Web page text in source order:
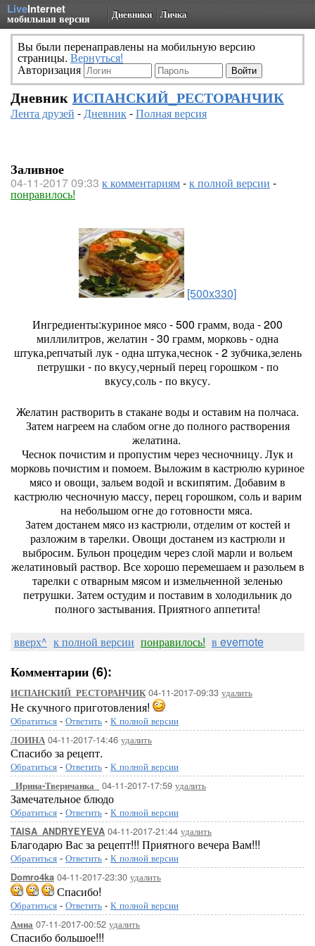
LiveInternet
мобильная версия Дневники Личка
Вы были перенаправлены на мобильную версию
страницы. Вернуться!
Авторизация
Дневник ИСПАНСКИЙ_РЕСТОРАНЧИК
Лента друзей -Дневник-Полная версия
Заливное
04-11-2017 09:33 к комментариям-к полной версии -
понравилось!
[500x330]
Ингредиенты:куриное мясо - 500 грамм, вода - 200
миллилитров, желатин - 30 грамм, морковь - одна
штука,репчатый лук - одна штука,чеснок - 2 зубчика,зелень
петрушки - по вкусу,черный перец горошком - по
вкусу,соль - по вкусу.
Желатин растворить в стакане воды и оставим на полчаса.
Затем нагреем на слабом огне до полного растворения
желатина.
Чеснок почистим и пропустим через чесночницу. Лук и
морковь почистим и помоем. Выложим в кастрюлю куриное
мясо и овощи, зальем водой и вскипятим. Добавим в
кастрюлю чесночную массу, перец горошком, соль и варим
на небольшом огне до готовности мяса.
Затем достанем мясо из кастрюли, отделим от костей и
разложим в тарелки. Овощи достанем из кастрюли и
выбросим. Бульон процедим через слой марли и вольем
желатиновый раствор. Все хорошо перемешаем и разольем в
тарелки с отварным мясом и измельченной зеленью
петрушки. Затем остудим и поставим в холодильник до
полного застывания. Приятного аппетита!
вверх^ к полной версии понравилось! в evernote
Комментарии (6):
ИСПАНСКИЙ_РЕСТОРАНЧИК04-11-2017-09:33 удалить
Не скучного приготовления!
Обратиться - Ответить - К полной версии
ЛОИНА 04-11-2017-14:46 удалить
Спасибо за рецепт.
Обратиться - Ответить - К полной версии
_Ирина-Тверичанка_ 04-11-2017-17:59 удалить
Замечательное блюдо
Обратиться - Ответить - К полной версии
TAISA_ANDRYEYEVA 04-11-2017-21:44 удалить
Благодарю Вас за рецепт!!! Приятного вечера Вам!!!
Обратиться - Ответить - К полной версии
Domro4ka 04-11-2017-23:30 удалить
Спасибо!
Обратиться - Ответить - К полной версии
Амиа 07-11-2017-00:52 удалить
Спасибо большое!!!